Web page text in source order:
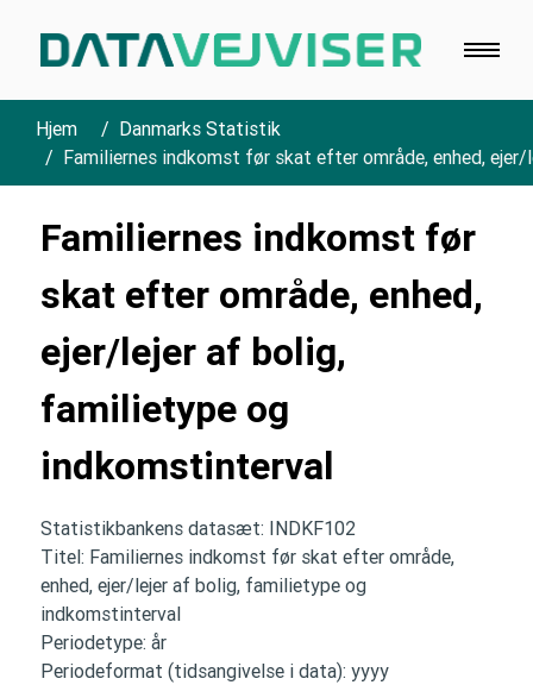
Hjem
Danmarks Statistik
Familiernes indkomst før skat efter område, enhed,
Familiernes indkomst før
skat efter område, enhed,
ejer/lejer af bolig,
familietype og
indkomstinterval
Statistikbankens datasæt: INDKF102
Titel: Familiernes indkomst før skat efter område,
enhed, ejer/lejer af bolig, familietype og
indkomstinterval
Periodetype: år
Periodeformat (tidsangivelse i data): yyyy